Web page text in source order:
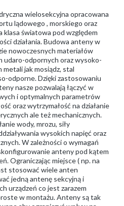
wielosekcyjna opracowana
lądowego , morskiego oraz
światowa pod względem
działania. Budowa anteny w
nowoczesnych materiałów
odpornych oraz wysoko-
jak mosiądz, stal
odporne. Dzięki zastosowaniu
nasze pozwalają łączyć w
i optymalnych parametrów
oraz wytrzymałość na działanie
ale też mechanicznych.
wody, mrozu, siły
wysokich napięć oraz
W zależności o wymagań
anteny pod kątem
Ograniczając miejsce ( np. na
stosować wiele anten
jedną antenę sekcyjną i
urządzeń co jest zarazem
w montażu. Anteny są tak